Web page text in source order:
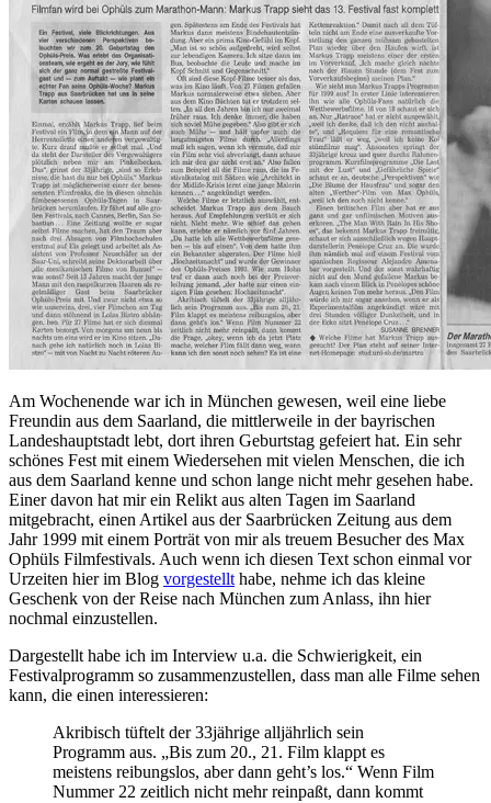
Am Wochenende war ich in München gewesen, weil eine liebe
Freundin aus dem Saarland, die mittlerweile in der bayrischen
Landeshauptstadt lebt, dort ihren Geburtstag gefeiert hat. Ein sehr
schönes Fest mit einem Wiedersehen mit vielen Menschen, die ich
aus dem Saarland kenne und schon lange nicht mehr gesehen habe.
Einer davon hat mir ein Relikt aus alten Tagen im Saarland
mitgebracht, einen Artikel aus der Saarbrücken Zeitung aus dem
Jahr 1999 mit einem Porträt von mir als treuem Besucher des Max
Ophüls Filmfestivals. Auch wenn ich diesen Text schon einmal vor
Urzeiten hier im Blog vorgestellt habe, nehme ich das kleine
Geschenk von der Reise nach München zum Anlass, ihn hier
nochmal einzustellen.
Dargestellt habe ich im Interview u.a. die Schwierigkeit, ein
Festivalprogramm so zusammenzustellen, dass man alle Filme sehen
kann, die einen interessieren:
Akribisch tüftelt der 33jährige alljährlich sein
Programm aus. „Bis zum 20., 21. Film klappt es
meistens reibungslos, aber dann geht’s los.“ Wenn Film
Nummer 22 zeitlich nicht mehr reinpaßt, dann kommt